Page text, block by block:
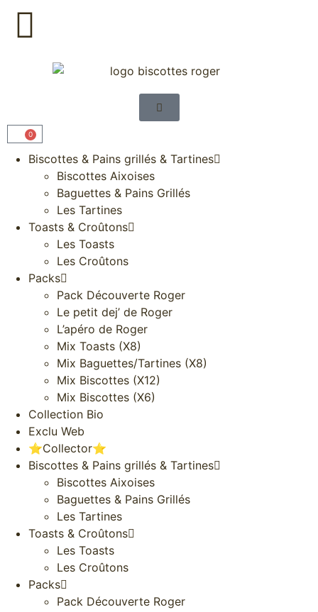
0
Biscottes & Pains grillés & Tartines
Biscottes Aixoises
Baguettes & Pains Grillés
Les Tartines
Toasts & Croûtons
Les Toasts
Les Croûtons
Packs
Pack Découverte Roger
Le petit dej’ de Roger
L’apéro de Roger
Mix Toasts (X8)
Mix Baguettes/Tartines (X8)
Mix Biscottes (X12)
Mix Biscottes (X6)
Collection Bio
Exclu Web
⭐️Collector⭐️
Biscottes & Pains grillés & Tartines
Biscottes Aixoises
Baguettes & Pains Grillés
Les Tartines
Toasts & Croûtons
Les Toasts
Les Croûtons
Packs
Pack Découverte Roger